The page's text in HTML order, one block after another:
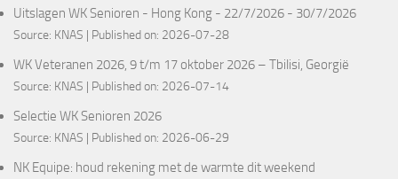
Uitslagen WK Senioren - Hong Kong - 22/7/2026 - 30/7/2026
Source: KNAS Published on: 2026-07-28
WK Veteranen 2026, 9 t/m 17 oktober 2026 – Tbilisi, Georgië
Source: KNAS Published on: 2026-07-14
Selectie WK Senioren 2026
Source: KNAS Published on: 2026-06-29
NK Equipe: houd rekening met de warmte dit weekend